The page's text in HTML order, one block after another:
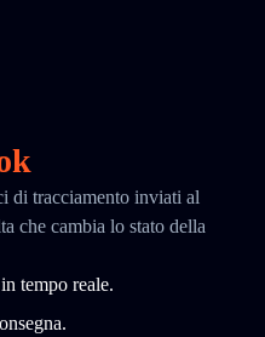
di tracciamento inviati al
che cambia lo stato della
tempo reale.